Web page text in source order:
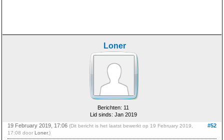
Loner
Berichten: 11
Lid sinds: Jan 2019
#52
19 February 2019, 17:06 (Dit bericht is het laatst bewerkt op 19 February 2019,
17:08 door Loner.)